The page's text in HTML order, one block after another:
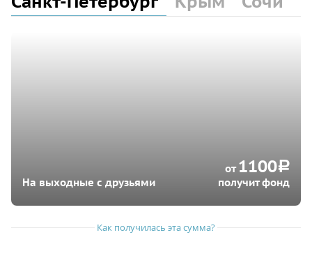
На выходные с друзьями
от1100a
получит фонд
Как получилась эта сумма?